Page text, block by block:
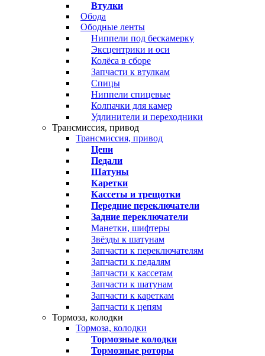
Втулки
Обода
Ободные ленты
Ниппели под бескамерку
Эксцентрики и оси
Колёса в сборе
Запчасти к втулкам
Спицы
Ниппели спицевые
Колпачки для камер
Удлинители и переходники
Трансмиссия, привод
Трансмиссия, привод
Цепи
Педали
Шатуны
Каретки
Кассеты и трещотки
Передние переключатели
Задние переключатели
Манетки, шифтеры
Звёзды к шатунам
Запчасти к переключателям
Запчасти к педалям
Запчасти к кассетам
Запчасти к шатунам
Запчасти к кареткам
Запчасти к цепям
Тормоза, колодки
Тормоза, колодки
Тормозные колодки
Тормозные роторы